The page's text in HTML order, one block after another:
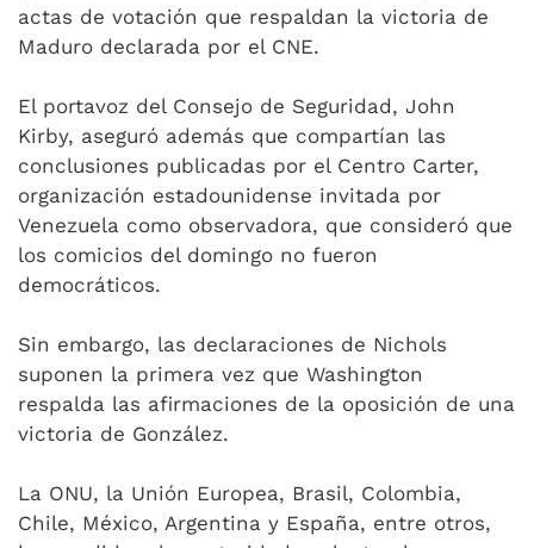
actas de votación que respaldan la victoria de
Maduro declarada por el CNE.
El portavoz del Consejo de Seguridad, John
Kirby, aseguró además que compartían las
conclusiones publicadas por el Centro Carter,
organización estadounidense invitada por
Venezuela como observadora, que consideró que
los comicios del domingo no fueron
democráticos.
Sin embargo, las declaraciones de Nichols
suponen la primera vez que Washington
respalda las afirmaciones de la oposición de una
victoria de González.
La ONU, la Unión Europea, Brasil, Colombia,
Chile, México, Argentina y España, entre otros,